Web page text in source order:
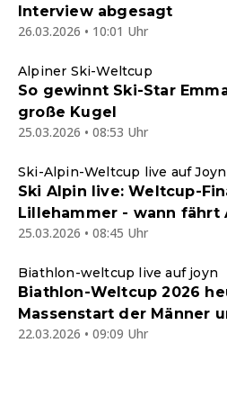
Interview abgesagt
26.03.2026 • 10:01 Uhr
Alpiner Ski-Weltcup
So gewinnt Ski-Star
große Kugel
25.03.2026 • 08:53 Uhr
Ski-Alpin-Weltcup live auf Joyn
Ski Alpin live: Weltcup-
Lillehammer - wann
25.03.2026 • 08:45 Uhr
Biathlon-weltcup live auf joyn
Biathlon-Weltcup 2026
Massenstart der Männer
im kostenlosen Joyn-
22.03.2026 • 09:09 Uhr